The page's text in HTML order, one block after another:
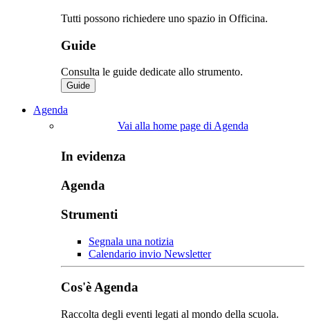
Tutti possono richiedere uno spazio in Officina.
Guide
Consulta le guide dedicate allo strumento.
Guide
Agenda
Vai alla home page di Agenda
In evidenza
Agenda
Strumenti
Segnala una notizia
Calendario invio Newsletter
Cos'è Agenda
Raccolta degli eventi legati al mondo della scuola.